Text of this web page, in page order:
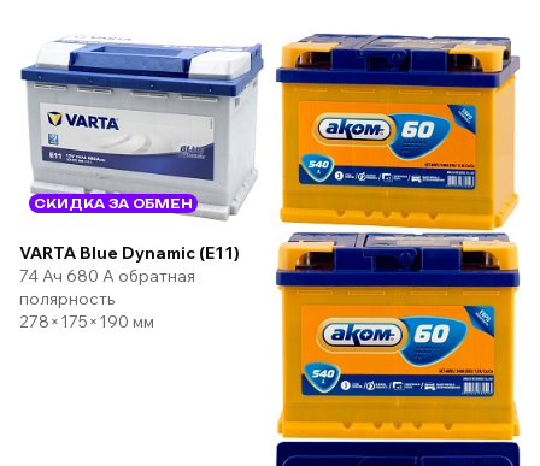
СКИДКА ЗА ОБМЕН
VARTA Blue Dynamic (E11)
74 Ач 680 А обратная
полярность
278×175×190 мм